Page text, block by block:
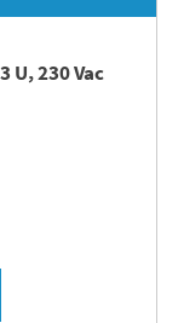
U, 230 Vac